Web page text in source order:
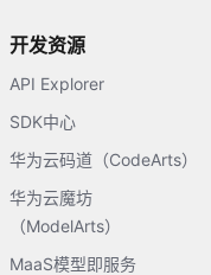
开发资源
API Explorer
SDK中心
华为云码道（CodeArts）
华为云魔坊
（ModelArts）
MaaS模型即服务